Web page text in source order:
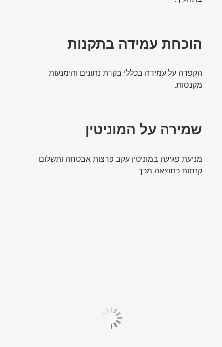
הוכחת עמידה בתקנות
הקפדה על עמידה בכללי בקרת נתונים והימנעות
מקנסות.
שמירה על המוניטין
מניעת פגיעה במוניטין עקב פרצות אבטחה ותשלום
קנסות כתוצאה מכך.